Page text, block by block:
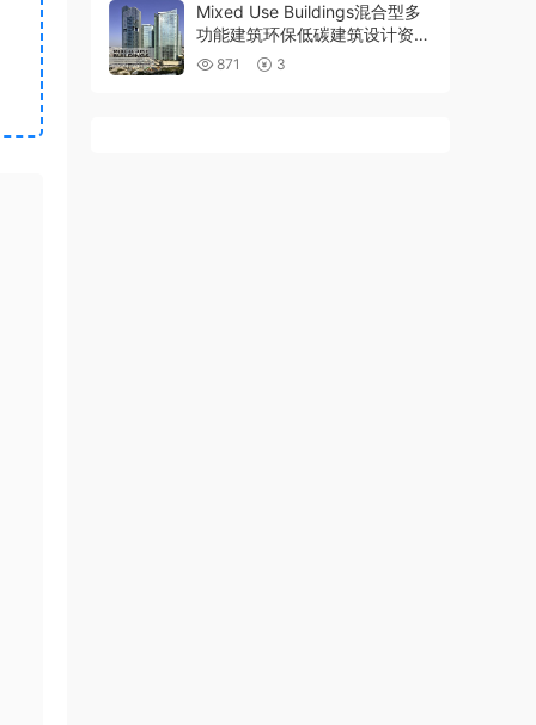
Mixed Use Buildings混合型多
功能建筑环保低碳建筑设计资料
pdf删减版
871 3